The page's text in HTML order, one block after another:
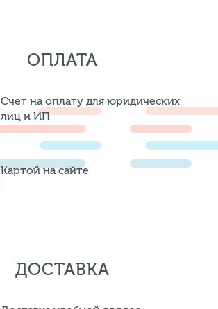
ОПЛАТА
Счет на оплату для юридических
лиц и ИП
Картой на сайте
ДОСТАВКА